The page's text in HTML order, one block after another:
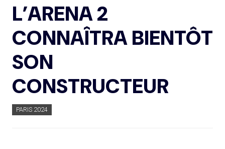
L’ARENA 2
CONNAÎTRA BIENTÔT
SON
CONSTRUCTEUR
PARIS 2024